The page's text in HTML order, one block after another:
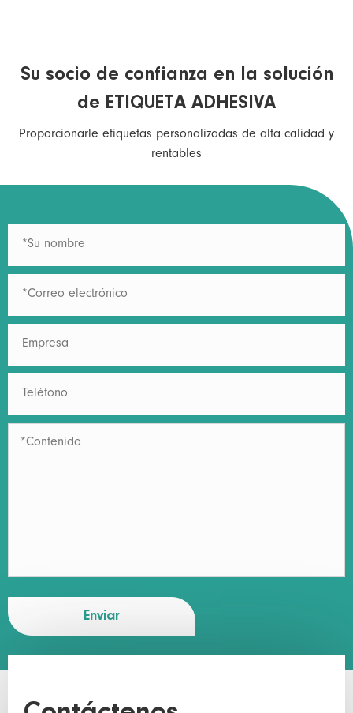
Su socio de confianza en la solución
de ETIQUETA ADHESIVA
Proporcionarle etiquetas personalizadas de alta calidad y
rentables
Enviar